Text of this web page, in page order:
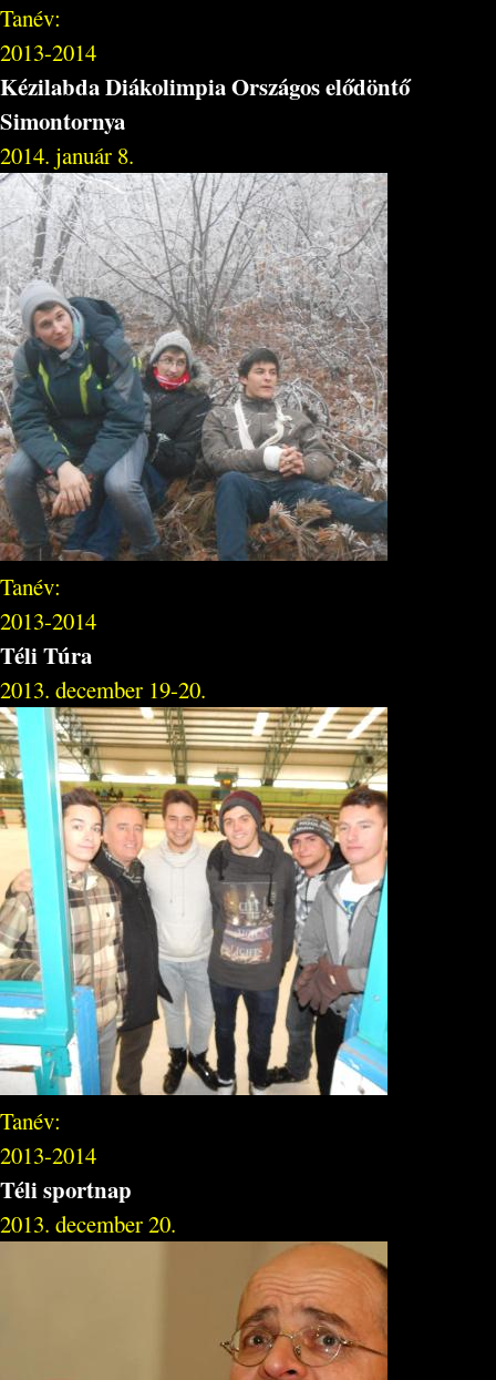
Tanév:
2013-2014
Kézilabda Diákolimpia Országos elődöntő
Simontornya
2014. január 8.
Tanév:
2013-2014
Téli Túra
2013. december 19-20.
Tanév:
2013-2014
Téli sportnap
2013. december 20.